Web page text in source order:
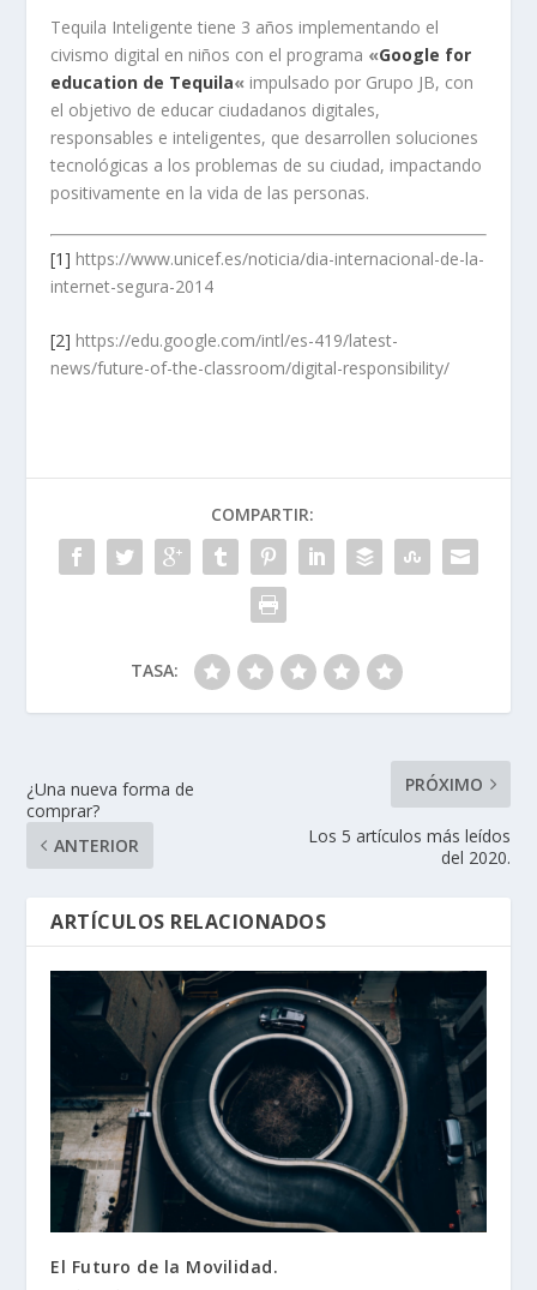
Tequila Inteligente tiene 3 años implementando el
civismo digital en niños con el programa «Google for
education de Tequila« impulsado por Grupo JB, con
el objetivo de educar ciudadanos digitales,
responsables e inteligentes, que desarrollen soluciones
tecnológicas a los problemas de su ciudad, impactando
positivamente en la vida de las personas.
[1] https://www.unicef.es/noticia/dia-internacional-de-la-
internet-segura-2014
[2] https://edu.google.com/intl/es-419/latest-
news/future-of-the-classroom/digital-responsibility/
COMPARTIR:
TASA:
¿Una nueva forma de
comprar?
ANTERIOR
PRÓXIMO
Los 5 artículos más leídos
del 2020.
ARTÍCULOS RELACIONADOS
El Futuro de la Movilidad.